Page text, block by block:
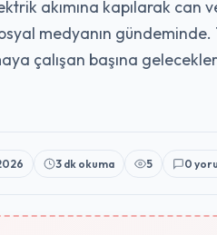
akımına kapılarak
medyanın
çalışan başına
3 dk okuma 5 0